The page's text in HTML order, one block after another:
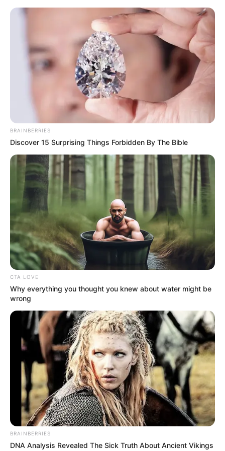
Wasserburg Heldrungen
Kyffhäuserkreis
BRAINBERRIES
Discover 15 Surprising Things Forbidden By The Bible
CTA LOVE
Why everything you thought you knew about water might be
wrong
BRAINBERRIES
DNA Analysis Revealed The Sick Truth About Ancient Vikings